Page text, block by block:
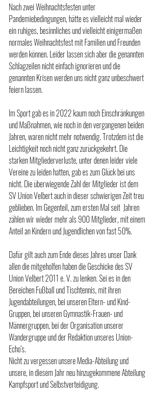
Nach zwei Weihnachtsfesten unter
Pandemiebedingungen, hätte es vielleicht mal wieder
ein ruhiges, besinnliches und vielleicht einigermaßen
normales Weihnachtsfest mit Familien und Freunden
werden können. Leider lassen sich aber die genannten
Schlagzeilen nicht einfach ignorieren und die
genannten Krisen werden uns nicht ganz unbeschwert
feiern lassen.
Im Sport gab es in 2022 kaum noch Einschränkungen
und Maßnahmen, wie noch in den vergangenen beiden
Jahren, waren nicht mehr notwendig. Trotzdem ist die
Leichtigkeit noch nicht ganz zurückgekehrt. Die
starken Mitgliederverluste, unter denen leider viele
Vereine zu leiden hatten, gab es zum Glück bei uns
nicht. Die überwiegende Zahl der Mitglieder ist dem
SV Union Velbert auch in dieser schwierigen Zeit treu
geblieben. Im Gegenteil, zum ersten Mal seit  Jahren
zählen wir wieder mehr als 900 Mitglieder, mit einem
Anteil an Kindern und Jugendlichen von fast 50%.
Dafür gilt auch zum Ende dieses Jahres unser Dank
allen die mitgeholfen haben die Geschicke des SV
Union Velbert 2011 e. V. zu lenken. Sei es in den
Bereichen Fußball und Tischtennis, mit ihren
Jugendabteilungen, bei unseren Eltern- und Kind-
Gruppen, bei unseren Gymnastik-Frauen- und
Männergruppen, bei der Organisation unserer
Wandergruppe und der Redaktion unseres Union-
Echo‘s.
Nicht zu vergessen unsere Media-Abteilung und
unsere, in diesem Jahr neu hinzugekommene Abteilung
Kampfsport und Selbstverteidigung.